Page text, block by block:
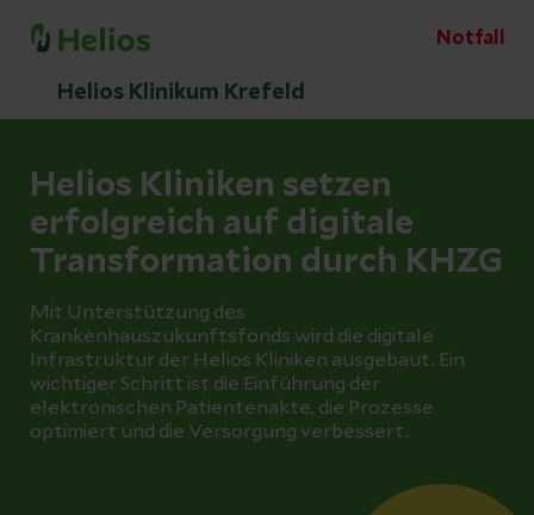
Notfall
Helios Klinikum Krefeld
Helios Kliniken setzen
erfolgreich auf digitale
Transformation durch KHZG
Mit Unterstützung des
Krankenhauszukunftsfonds wird die digitale
Infrastruktur der Helios Kliniken ausgebaut. Ein
wichtiger Schritt ist die Einführung der
elektronischen Patientenakte, die Prozesse
optimiert und die Versorgung verbessert.